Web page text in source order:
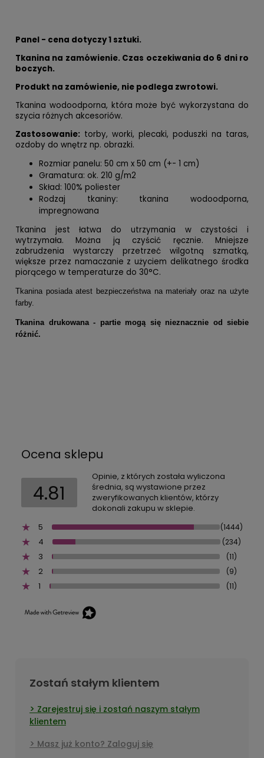
Panel - cena dotyczy 1 sztuki.
Tkanina na zamówienie. Czas oczekiwania do 6 dni ro
boczych.
Produkt na zamówienie, nie podlega zwrotowi.
Tkanina wodoodporna, która może być wykorzystana do
szycia różnych akcesoriów.
Zastosowanie: torby, worki, plecaki, poduszki na taras,
ozdoby do wnętrz np. obrazki.
Rozmiar panelu: 50 cm x 50 cm (+- 1 cm)
Gramatura: ok. 210 g/m2
Skład: 100% poliester
Rodzaj tkaniny: tkanina wodoodporna,
impregnowana
Tkanina jest łatwa do utrzymania w czystości i
wytrzymała. Można ją czyścić ręcznie. Mniejsze
zabrudzenia wystarczy przetrzeć wilgotną szmatką,
większe przez namaczanie z użyciem delikatnego środka
piorącego w temperaturze do 30°C.
Tkanina posiada atest bezpieczeństwa na materiały oraz na użyte
farby.
Tkanina drukowana - partie mogą się nieznacznie od siebie
różnić.
Ocena sklepu
4.81
Opinie, z których została wyliczona
średnia, są wystawione przez
zweryfikowanych klientów, którzy
dokonali zakupu w sklepie.
5
(1444)
4 (234)
3 (11)
2 (9)
1 (11)
Zostań stałym klientem
Zarejestruj się i zostań naszym stałym
klientem
Masz już konto? Zaloguj się